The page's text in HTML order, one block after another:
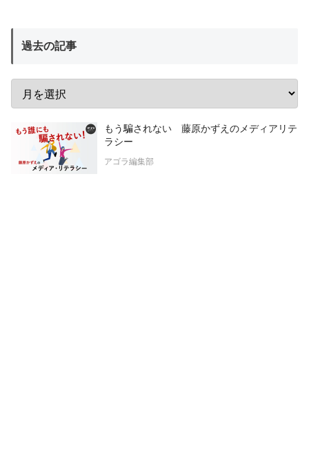
過去の記事
もう騙されない 藤原かずえのメディアリテ
ラシー
アゴラ編集部